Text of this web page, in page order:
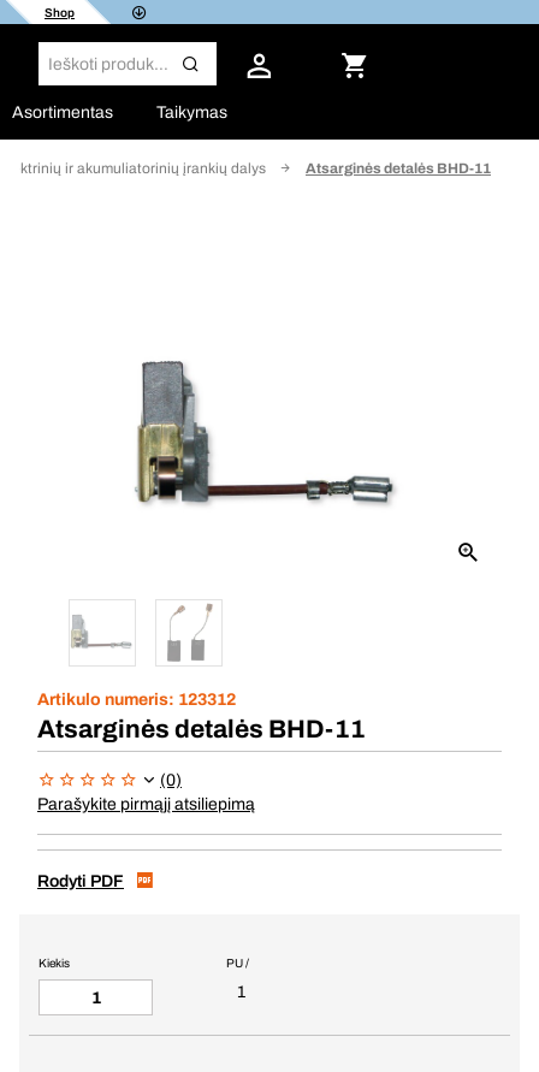
Shop
Asortimentas Taikymas
Elektrinių ir akumuliatorinių įrankių dalys Atsarginės detalės BHD-11
Artikulo numeris: 123312
Atsarginės detalės BHD-11
(0)
Parašykite pirmąjį atsiliepimą
Rodyti PDF
PU /
1
Kiekis